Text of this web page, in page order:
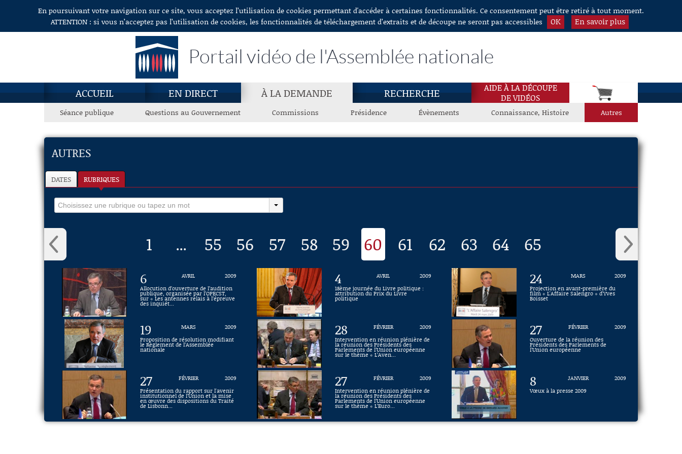
Aller au contenuEn poursuivant votre navigation sur ce site, vous acceptez l’utilisation de cookies permettant d'accéder à certaines fonctionnalités. Ce consentement peut être retiré à tout moment.
ATTENTION : si vous n’acceptez pas l’utilisation de cookies, les fonctionnalités de téléchargement d’extraits et de découpe ne seront pas accessibles
OK En savoir plus
Portail vidéo de l'Assemblée nationale
ACCUEIL EN DIRECT À LA DEMANDE RECHERCHE
AIDE À LA DÉCOUPE
DE VIDÉOS
Séance publique Questions au Gouvernement Commissions Présidence Évènements Connaissance, Histoire Autres
AUTRES
DATES RUBRIQUES
1 ... 55 56 57 58 59 60 61 62 63 64 65
6 AVRIL
2009
Allocution d’ouverture de l’audition
publique, organisée par l’OPECST,
sur « Les antennes relais à l’épreuve
des inquiét...
4 AVRIL
2009
18ème journée du Livre politique :
attribution du Prix du Livre
politique
24 MARS
2009
Projection en avant-première du
film « L'Affaire Salengro » d'Yves
Boisset
19 MARS
2009
Proposition de résolution modifiant
le Règlement de l’Assemblée
nationale
28 FÉVRIER
2009
Intervention en réunion plénière de
la réunion des Présidents des
Parlements de l’Union européenne
sur le thème « L’Aven...
27 FÉVRIER
2009
Ouverture de la réunion des
Présidents des Parlements de
l’Union européenne
27 FÉVRIER
2009
Présentation du rapport sur l'avenir
institutionnel de l’Union et la mise
en œuvre des dispositions du Traité
de Lisbonn...
27 FÉVRIER
2009
Intervention en réunion plénière de
la réunion des Présidents des
Parlements de l’Union européenne
sur le thème « L’Euro...
8 JANVIER
2009
Vœux à la presse 2009